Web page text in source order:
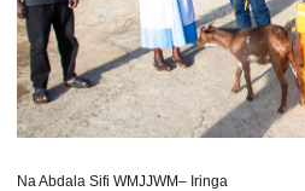
Na Abdala Sifi WMJJWM– Iringa